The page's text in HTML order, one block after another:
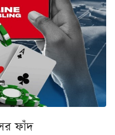
ফাঁদ